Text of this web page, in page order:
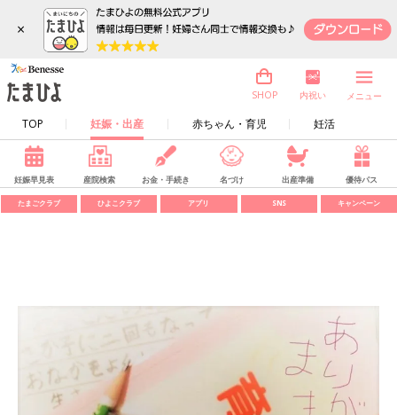
×
TOP 妊娠・出産 赤ちゃん・育児 妊活
SHOP 内祝い メニュー
妊娠早見表 産院検索 お金・手続き 名づけ 出産準備 優待パス
たまごクラブ ひよこクラブ アプリ SNS キャンペーン